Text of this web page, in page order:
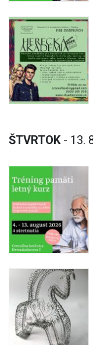
ŠTVRTOK - 13.